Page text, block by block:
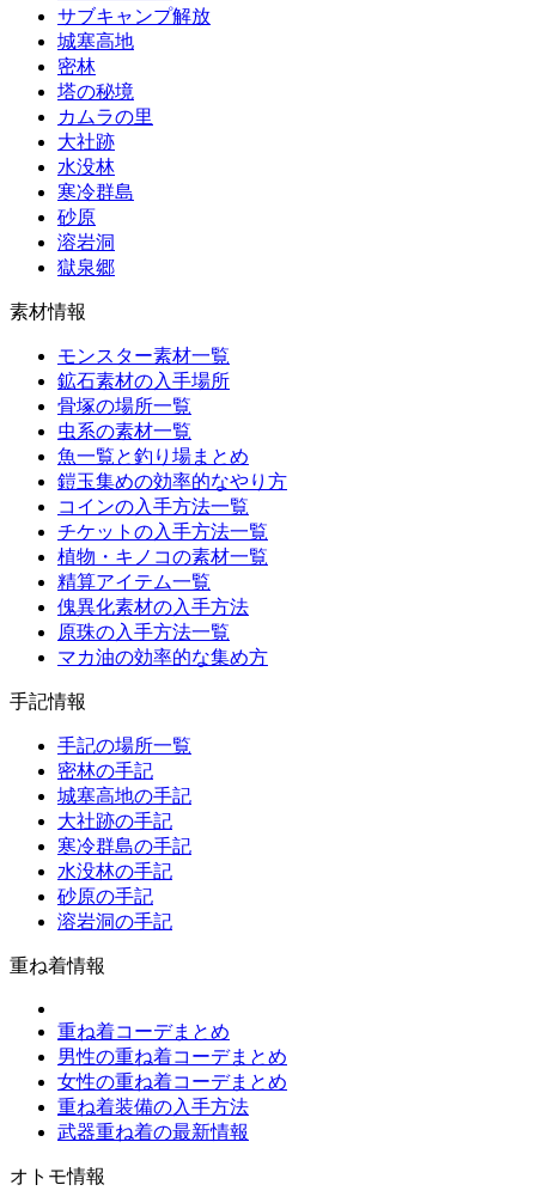
サブキャンプ解放
城塞高地
密林
塔の秘境
カムラの里
大社跡
水没林
寒冷群島
砂原
溶岩洞
獄泉郷
素材情報
モンスター素材一覧
鉱石素材の入手場所
骨塚の場所一覧
虫系の素材一覧
魚一覧と釣り場まとめ
鎧玉集めの効率的なやり方
コインの入手方法一覧
チケットの入手方法一覧
植物・キノコの素材一覧
精算アイテム一覧
傀異化素材の入手方法
原珠の入手方法一覧
マカ油の効率的な集め方
手記情報
手記の場所一覧
密林の手記
城塞高地の手記
大社跡の手記
寒冷群島の手記
水没林の手記
砂原の手記
溶岩洞の手記
重ね着情報
重ね着コーデまとめ
男性の重ね着コーデまとめ
女性の重ね着コーデまとめ
重ね着装備の入手方法
武器重ね着の最新情報
オトモ情報